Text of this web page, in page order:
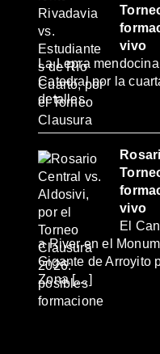
vivo
La Lepra
Catedral por la
detalles.
vivo
El
a River en el
Gigante de Arroyito
Zona […]